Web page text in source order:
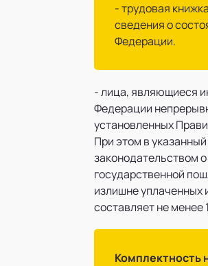
- трудовая
сведения о
Федерации.
- лица, являющиеся
Федерации
установленных
При этом в
законодательством
государственной
излишне уплаченных
составляет не менее
Комплектность